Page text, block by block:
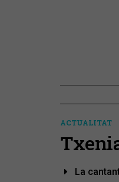
ACTUALITAT
La